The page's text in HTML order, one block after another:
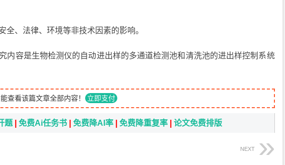
全、法律、环境等非技术因素的影响。
内容是生物检测仪的自动进出样的多通道检测池和清洗池的进出样控制系统
查看该篇文章全部内容！ 立即支付
题 免费Ai任务书 免费降AI率 免费降重复率 论文免费排版
NEXT